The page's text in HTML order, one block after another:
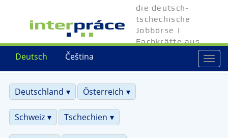
Čeština
Deutsch
die deutsch-
tschechische
Jobbörse |
Fachkräfte aus
Tschechien
Deutschland
Österreich
Schweiz Tschechien